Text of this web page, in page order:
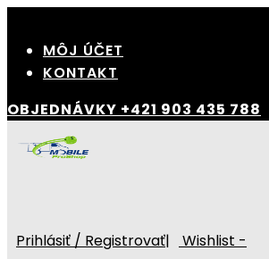
content
MÔJ ÚČET
KONTAKT
OBJEDNÁVKY +421 903 435 788
Prihlásiť / Registrovať| Wishlist -